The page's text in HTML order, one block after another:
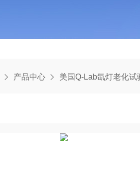
产品中心 美国Q-Lab氙灯老化试